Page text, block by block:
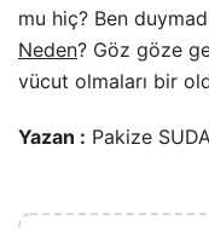
mu hiç? Ben
Neden? Göz göze
vücut olmaları bir
Yazan : Pakize